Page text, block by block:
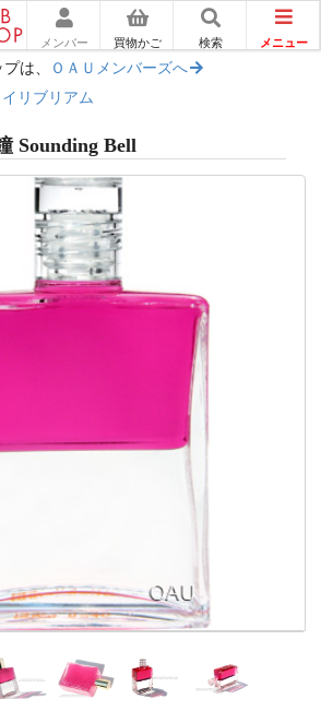
メンバー 買物かご 検索 メニュー
は、
ＯＡＵメンバーズへ
リブリアム
Sounding Bell